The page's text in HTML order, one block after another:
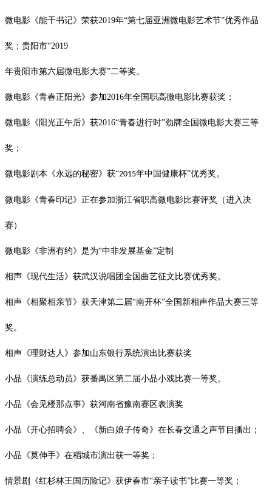
微电影《能干书记》荣获2019年“第七届亚洲微电影艺术节”优秀作品
奖；贵阳市“2019
年贵阳市第六届微电影大赛”二等奖。
微电影《青春正阳光》参加2016年全国职高微电影比赛获奖；
微电影《阳光正午后》获2016“青春进行时”劲牌全国微电影大赛三等
奖；
微电影剧本《永远的秘密》获“2015年中国健康杯”优秀奖。
微电影《青春印记》正在参加浙江省职高微电影比赛评奖（进入决
赛）
微电影《非洲有约》是为“中非发展基金”定制
相声《现代生活》获武汉说唱团全国曲艺征文比赛优秀奖。
相声《相聚相亲节》获天津第二届“南开杯”全国新相声作品大赛三等
奖。
相声《理财达人》参加山东银行系统演出比赛获奖
小品《演练总动员》获番禺区第二届小品小戏比赛一等奖。
小品《会见楼那点事》获河南省豫南赛区表演奖
小品《开心招聘会》、《新白娘子传奇》在长春交通之声节目播出；
小品《莫伸手》在稻城市演出获一等奖；
情景剧《红杉林王国历险记》获伊春市“亲子读书”比赛一等奖；